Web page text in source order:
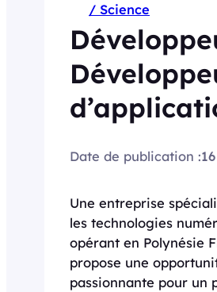
/ Science
Date de publication :
Une entreprise
les technologies
opérant en Polynésie
propose une
passionnante pour un